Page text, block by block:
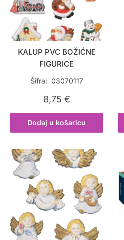
KALUP PVC BOŽIĆNE
FIGURICE
Šifra: 03070117
8,75 €
Dodaj u košaricu